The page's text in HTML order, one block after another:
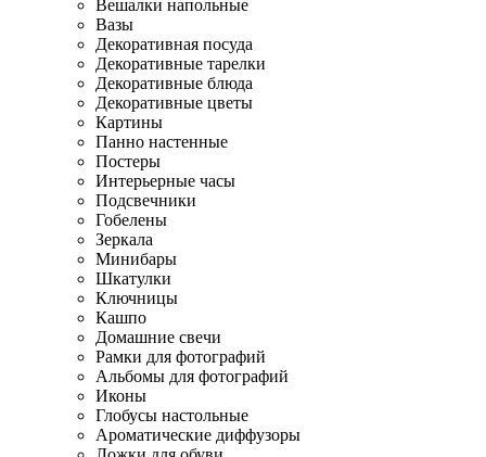
Вешалки напольные
Вазы
Декоративная посуда
Декоративные тарелки
Декоративные блюда
Декоративные цветы
Картины
Панно настенные
Постеры
Интерьерные часы
Подсвечники
Гобелены
Зеркала
Минибары
Шкатулки
Ключницы
Кашпо
Домашние свечи
Рамки для фотографий
Альбомы для фотографий
Иконы
Глобусы настольные
Ароматические диффузоры